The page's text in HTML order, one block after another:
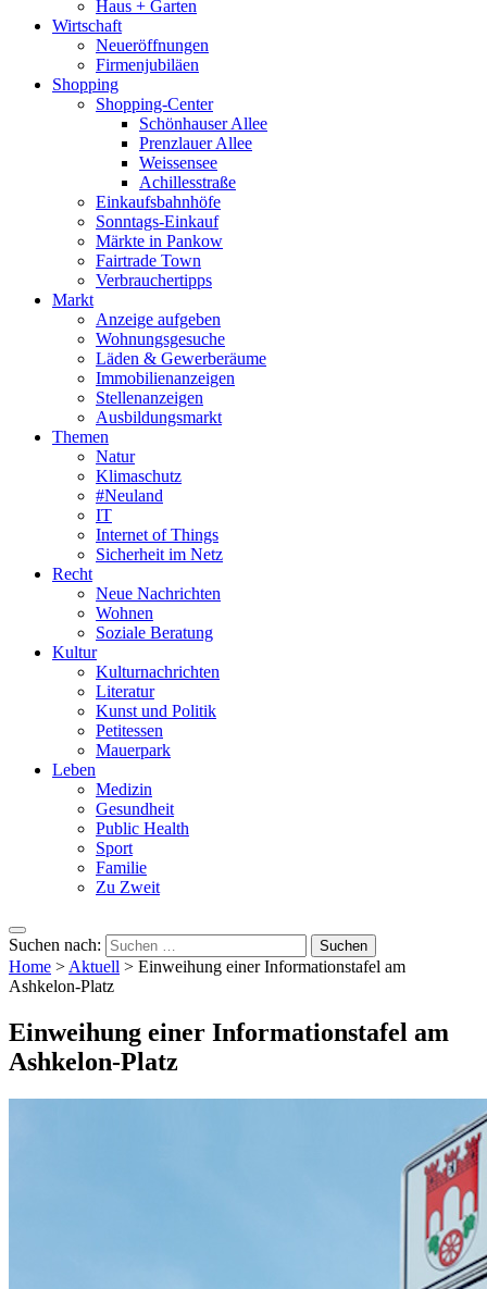
Haus + Garten
Wirtschaft
Neueröffnungen
Firmenjubiläen
Shopping
Shopping-Center
Schönhauser Allee
Prenzlauer Allee
Weissensee
Achillesstraße
Einkaufsbahnhöfe
Sonntags-Einkauf
Märkte in Pankow
Fairtrade Town
Verbrauchertipps
Markt
Anzeige aufgeben
Wohnungsgesuche
Läden & Gewerberäume
Immobilienanzeigen
Stellenanzeigen
Ausbildungsmarkt
Themen
Natur
Klimaschutz
#Neuland
IT
Internet of Things
Sicherheit im Netz
Recht
Neue Nachrichten
Wohnen
Soziale Beratung
Kultur
Kulturnachrichten
Literatur
Kunst und Politik
Petitessen
Mauerpark
Leben
Medizin
Gesundheit
Public Health
Sport
Familie
Zu Zweit
Suchen nach:
Home >Aktuell > Einweihung einer Informationstafel am
Ashkelon-Platz
Einweihung einer Informationstafel am
Ashkelon-Platz